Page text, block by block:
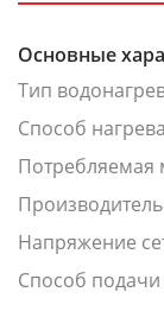
Основные
Тип
Способ нагрева
Потребляемая
Напряжение
Способ